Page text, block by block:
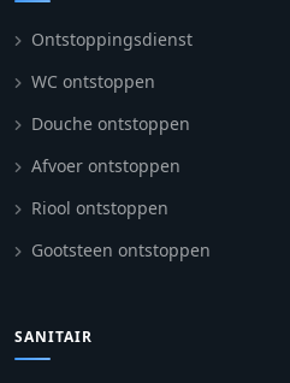
Ontstoppingsdienst
WC ontstoppen
Douche ontstoppen
Afvoer ontstoppen
Riool ontstoppen
Gootsteen ontstoppen
SANITAIR